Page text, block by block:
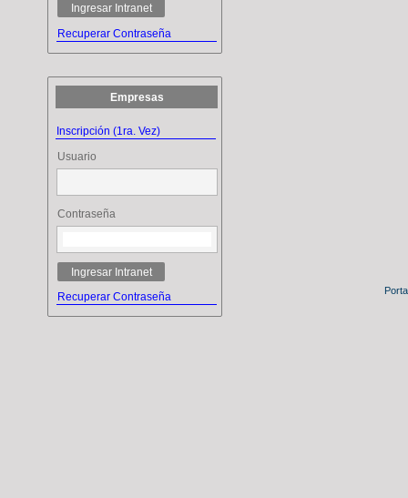
Ingresar Intranet
Recuperar Contraseña
Empresas
Inscripción (1ra. Vez)
Usuario
Contraseña
Ingresar Intranet
Recuperar Contraseña